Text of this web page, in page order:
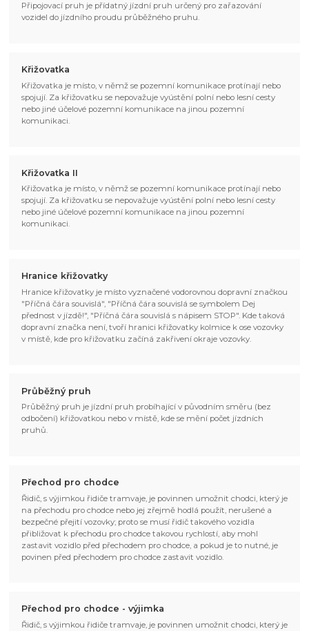
Připojovací pruh je přídatný jízdní pruh určený pro zařazování
vozidel do jízdního proudu průběžného pruhu.
Křižovatka
Křižovatka je místo, v němž se pozemní komunikace protínají nebo
spojují. Za křižovatku se nepovažuje vyústění polní nebo lesní cesty
nebo jiné účelové pozemní komunikace na jinou pozemní
komunikaci.
Křižovatka II
Křižovatka je místo, v němž se pozemní komunikace protínají nebo
spojují. Za křižovatku se nepovažuje vyústění polní nebo lesní cesty
nebo jiné účelové pozemní komunikace na jinou pozemní
komunikaci.
Hranice křižovatky
Hranice křižovatky je místo vyznačené vodorovnou dopravní značkou
"Příčná čára souvislá", "Příčná čára souvislá se symbolem Dej
přednost v jízdě!", "Příčná čára souvislá s nápisem STOP". Kde taková
dopravní značka není, tvoří hranici křižovatky kolmice k ose vozovky
v místě, kde pro křižovatku začíná zakřivení okraje vozovky.
Průběžný pruh
Průběžný pruh je jízdní pruh probíhající v původním směru (bez
odbočení) křižovatkou nebo v místě, kde se mění počet jízdních
pruhů.
Přechod pro chodce
Řidič, s výjimkou řidiče tramvaje, je povinnen umožnit chodci, který je
na přechodu pro chodce nebo jej zřejmě hodlá použít, nerušené a
bezpečné přejití vozovky; proto se musí řidič takového vozidla
přibližovat k přechodu pro chodce takovou rychlostí, aby mohl
zastavit vozidlo před přechodem pro chodce, a pokud je to nutné, je
povinen před přechodem pro chodce zastavit vozidlo.
Přechod pro chodce - výjimka
Řidič, s výjimkou řidiče tramvaje, je povinnen umožnit chodci, který je